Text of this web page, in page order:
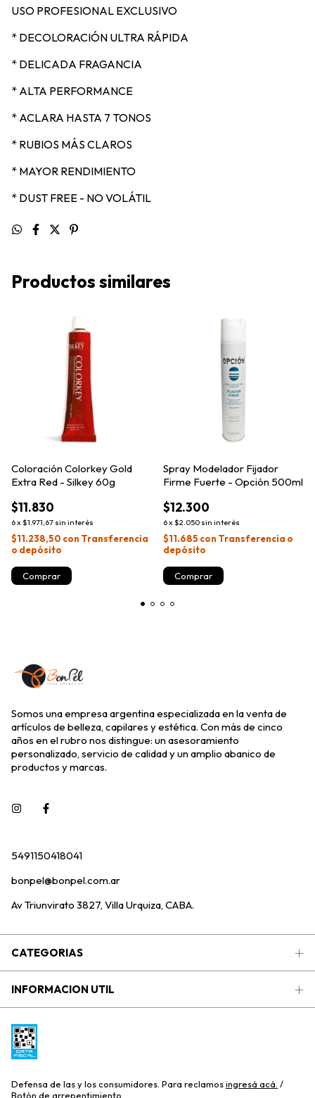
USO PROFESIONAL EXCLUSIVO
* DECOLORACIÓN ULTRA RÁPIDA
* DELICADA FRAGANCIA
* ALTA PERFORMANCE
* ACLARA HASTA 7 TONOS
* RUBIOS MÁS CLAROS
* MAYOR RENDIMIENTO
* DUST FREE - NO VOLÁTIL
Productos similares
Coloración Colorkey Gold
Extra Red - Silkey 60g
$11.830
6x $1.971,67 sin interés
$11.238,50 con Transferencia
o depósito
Comprar
Spray Modelador Fijador
Firme Fuerte - Opción 500ml
$12.300
6x $2.050 sin interés
$11.685 con Transferencia o
depósito
Somos una empresa argentina especializada en la venta de
artículos de belleza, capilares y estética. Con más de cinco
años en el rubro nos distingue: un asesoramiento
personalizado, servicio de calidad y un amplio abanico de
productos y marcas.
5491150418041
bonpel@bonpel.com.ar
Av Triunvirato 3827, Villa Urquiza, CABA.
CATEGORIAS
INFORMACION UTIL
Defensa de las y los consumidores. Para reclamosingresá acá. /
Botón de arrepentimiento